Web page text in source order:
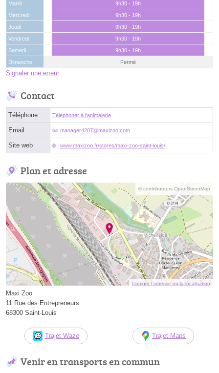
Mardi
9h30 - 19h
Mercredi
9h30 - 19h
Jeudi
9h30 - 19h
Vendredi
9h30 - 19h
Samedi
9h30 - 19h
Dimanche
Fermé
Signaler une erreur
Contact
Téléphone Téléphoner à l'animalerie
Email manager4207ⓐmaxizoo.com
Site web www.maxizoo.fr/stores/maxi-zoo-saint-louis/
Plan et adresse
© contributeurs OpenStreetMap
Corriger l’adresse ou la localisation
Maxi Zoo
11 Rue des Entrepreneurs
68300 Saint-Louis
Trajet Waze Trajet Maps
Venir en transports en commun